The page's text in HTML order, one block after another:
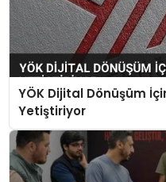
YÖK Dijital Dönüşüm
Yetiştiriyor